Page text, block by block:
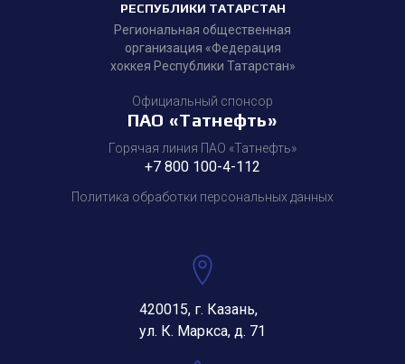
РЕСПУБЛИКИ ТАТАРСТАН
Региональная общественная
организация «Федерация
хоккея Республики Татарстан»
Официальный спонсор
ПАО «Татнефть»
Горячая линия ПАО «Татнефть»
+7 800 100-4-112
Политика обработки персональных данных
420015, г. Казань,
ул. К. Маркса, д. 71